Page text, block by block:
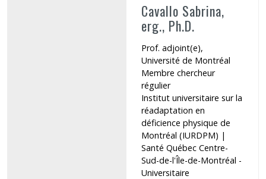
Cavallo Sabrina,
erg., Ph.D.
Prof. adjoint(e),
Université de Montréal
Membre chercheur
régulier
Institut universitaire sur la
réadaptation en
déficience physique de
Montréal (IURDPM) |
Santé Québec Centre-
Sud-de-l'Île-de-Montréal -
Universitaire